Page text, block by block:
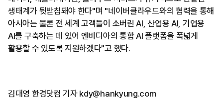
생태계가 뒷받침돼야 한다"며 "네이버클라우드와의 협력을 통해
아시아는 물론 전 세계 고객들이 소버린 AI, 산업용 AI, 기업용
AI를 구축하는 데 있어 엔비디아의 통합 AI 플랫폼을 폭넓게
활용할 수 있도록 지원하겠다"고 했다.
김대영 한경닷컴 기자 kdy@hankyung.com